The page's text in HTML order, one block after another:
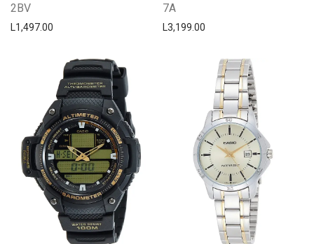
2BV
L1,497.00
7A
L3,199.00